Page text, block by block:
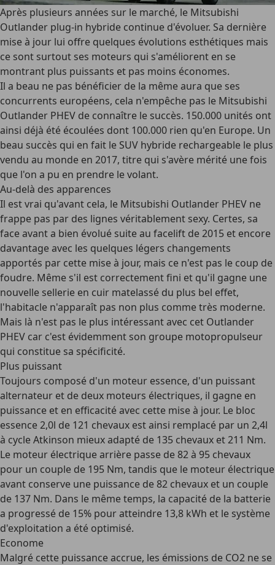
Après plusieurs années sur le marché, le Mitsubishi
Outlander plug-in hybride continue d'évoluer. Sa dernière
mise à jour lui offre quelques évolutions esthétiques mais
ce sont surtout ses moteurs qui s'améliorent en se
montrant plus puissants et pas moins économes.
Il a beau ne pas bénéficier de la même aura que ses
concurrents européens, cela n'empêche pas le Mitsubishi
Outlander PHEV de connaître le succès. 150.000 unités ont
ainsi déjà été écoulées dont 100.000 rien qu'en Europe. Un
beau succès qui en fait le SUV hybride rechargeable le plus
vendu au monde en 2017, titre qui s'avère mérité une fois
que l'on a pu en prendre le volant.
Au-delà des apparences
Il est vrai qu'avant cela, le Mitsubishi Outlander PHEV ne
frappe pas par des lignes véritablement sexy. Certes, sa
face avant a bien évolué suite au facelift de 2015 et encore
davantage avec les quelques légers changements
apportés par cette mise à jour, mais ce n'est pas le coup de
foudre. Même s'il est correctement fini et qu'il gagne une
nouvelle sellerie en cuir matelassé du plus bel effet,
l'habitacle n'apparaît pas non plus comme très moderne.
Mais là n'est pas le plus intéressant avec cet Outlander
PHEV car c'est évidemment son groupe motopropulseur
qui constitue sa spécificité.
Plus puissant
Toujours composé d'un moteur essence, d'un puissant
alternateur et de deux moteurs électriques, il gagne en
puissance et en efficacité avec cette mise à jour. Le bloc
essence 2,0l de 121 chevaux est ainsi remplacé par un 2,4l
à cycle Atkinson mieux adapté de 135 chevaux et 211 Nm.
Le moteur électrique arrière passe de 82 à 95 chevaux
pour un couple de 195 Nm, tandis que le moteur électrique
avant conserve une puissance de 82 chevaux et un couple
de 137 Nm. Dans le même temps, la capacité de la batterie
a progressé de 15% pour atteindre 13,8 kWh et le système
d'exploitation a été optimisé.
Econome
Malgré cette puissance accrue, les émissions de CO2 ne se